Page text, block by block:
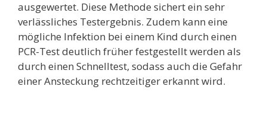
ausgewertet. Diese Methode sichert ein sehr
verlässliches Testergebnis. Zudem kann eine
mögliche Infektion bei einem Kind durch einen
PCR-Test deutlich früher festgestellt werden als
durch einen Schnelltest, sodass auch die Gefahr
einer Ansteckung rechtzeitiger erkannt wird.